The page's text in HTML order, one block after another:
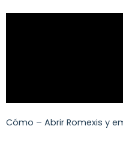
Cómo – Abrir Romexis y